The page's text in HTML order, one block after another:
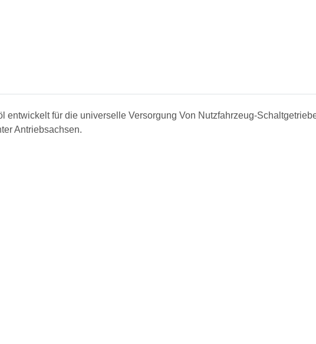
für die universelle Versorgung Von Nutzfahrzeug-
Antriebsachsen.